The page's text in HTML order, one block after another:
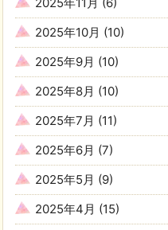
2025年11月 (6)
2025年10月 (10)
2025年9月 (10)
2025年8月 (10)
2025年7月 (11)
2025年6月 (7)
2025年5月 (9)
2025年4月 (15)